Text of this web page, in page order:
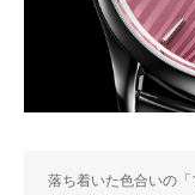
落ち着いた色合いの